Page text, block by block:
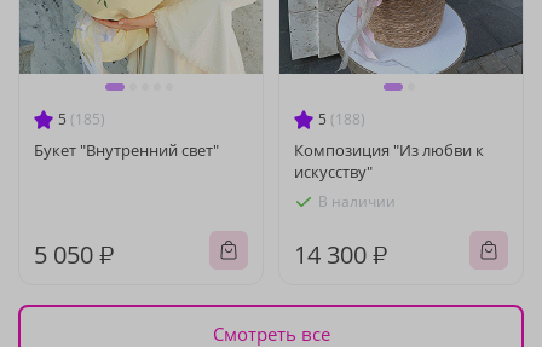
5 (185)
Букет "Внутренний свет"
5 050 ₽
5 (188)
Композиция "Из любви к
искусству"
В наличии
14 300 ₽
Смотреть все